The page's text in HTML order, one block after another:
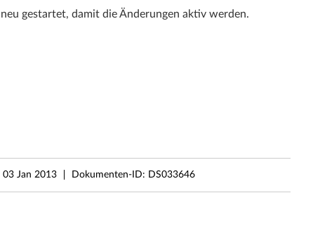
gestartet, damit die Änderungen aktiv werden.
03 Jan 2013 Dokumenten-ID: DS033646